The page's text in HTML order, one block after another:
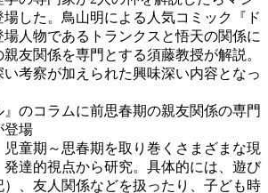
した。鳥山明による人気コミック『ド
人物であるトランクスと悟天の関係に
友関係を専門とする須藤教授が解説。
考察が加えられた興味深い内容となっ
のコラムに前思春期の親友関係の専門
登場
童期～思春期を取り巻くさまざまな現
達的視点から研究。具体的には、遊び
、友人関係などを扱ったり、子ども時